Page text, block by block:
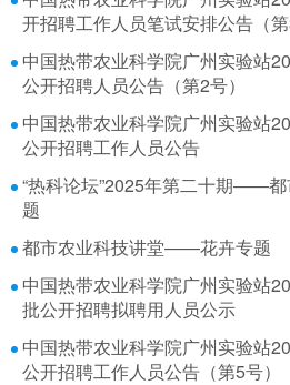
开招聘工作人员笔试安排公告（第
中国热带农业科学院广州实验站
公开招聘人员公告（第2号）
中国热带农业科学院广州实验站
公开招聘工作人员公告
“热科论坛”2025年第二十期——
题
都市农业科技讲堂——花卉专题
中国热带农业科学院广州实验站
批公开招聘拟聘用人员公示
中国热带农业科学院广州实验站
公开招聘工作人员公告（第5号）